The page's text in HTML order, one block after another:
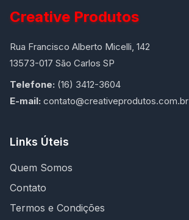
Creative Produtos
Rua Francisco Alberto Micelli, 142
13573-017 São Carlos SP
Telefone: (16) 3412-3604
E-mail: contato@creativeprodutos.com.br
Links Úteis
Quem Somos
Contato
Termos e Condições